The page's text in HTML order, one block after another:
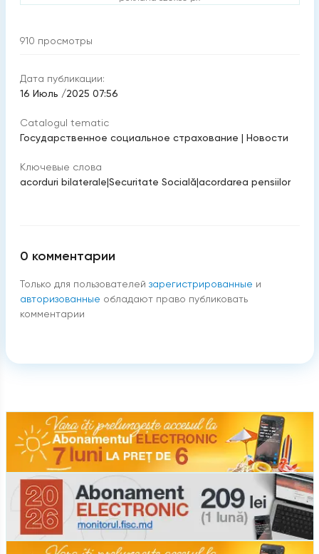
910 просмотры
Дата публикации:
16 Июль /2025 07:56
Catalogul tematic
Государственное социальное страхование | Новости
Ключевые слова
acorduri bilaterale|Securitate Socială|acordarea pensiilor
0 комментарии
Только для пользователей зарегистрированные и
авторизованные обладают право публиковать
комментарии